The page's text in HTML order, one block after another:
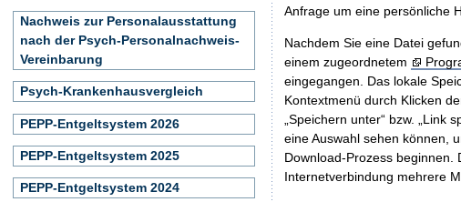
Anfrage um eine persönliche
Nachdem Sie eine Datei
einem zugeordnetem
eingegangen. Das lokale
Kontextmenü durch Klicken
„Speichern unter“ bzw.
eine Auswahl sehen können,
Download-Prozess beginnen.
Internetverbindung mehrere
Nachweis zur Personalausstattung
nach der Psych-Personalnachweis-
Vereinbarung
Psych-Krankenhausvergleich
PEPP-Entgeltsystem 2026
PEPP-Entgeltsystem 2025
PEPP-Entgeltsystem 2024